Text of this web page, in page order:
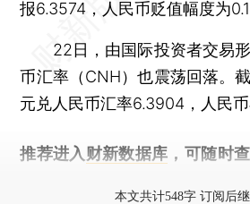
报6.3574，人民币贬值幅度为
22日，由国际投资者交易形
币汇率（CNH）也震荡回落。
元兑人民币汇率6.3904，人民币
推荐进入 财新数据库 ，可随时
本文共计548字 订阅后